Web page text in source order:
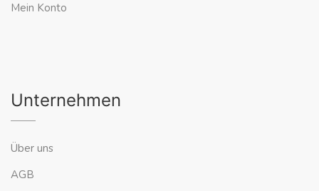
Mein Konto
Unternehmen
Über uns
AGB